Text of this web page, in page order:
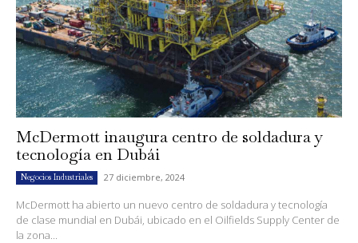
McDermott inaugura centro de soldadura y
tecnología en Dubái
Negocios Industriales 27 diciembre, 2024
McDermott ha abierto un nuevo centro de soldadura y tecnología
de clase mundial en Dubái, ubicado en el Oilfields Supply Center de
la zona...